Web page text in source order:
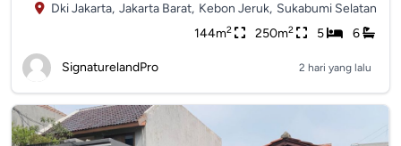
Dki Jakarta, Jakarta Barat, Kebon Jeruk, Sukabumi Selatan
144m2 250m2 5 6
SignaturelandPro 2 hari yang lalu